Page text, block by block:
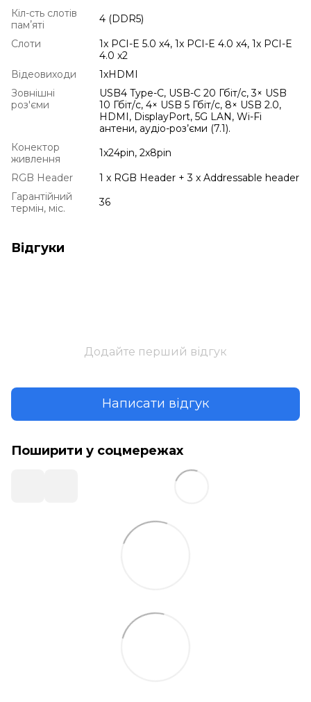
Кіл-сть слотів
памʼяті
4 (DDR5)
Слоти
1x PCI-E 5.0 x4, 1x PCI-E 4.0 x4, 1x PCI-E
4.0 x2
Відеовиходи
1хHDMI
Зовнішні
роз'єми
USB4 Type-C, USB-C 20 Гбіт/с, 3× USB
10 Гбіт/с, 4× USB 5 Гбіт/с, 8× USB 2.0,
HDMI, DisplayPort, 5G LAN, Wi-Fi
антени, аудіо-роз’єми (7.1).
Конектор
живлення
1x24pin, 2x8pin
RGB Header
1 x RGB Header + 3 x Addressable header
Гарантійний
термін, міс.
36
Відгуки
Додайте перший відгук
Написати відгук
Поширити у соцмережах